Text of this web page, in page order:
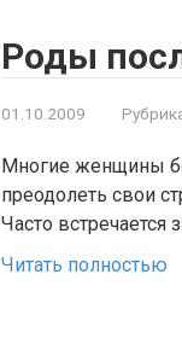
Роды
01.10.2009
Многие женщины
преодолеть свои
Часто встречается
Читать полностью